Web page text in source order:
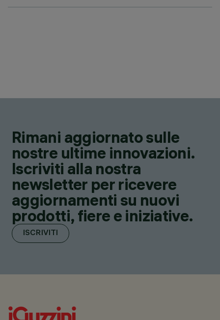
Rimani aggiornato sulle
nostre ultime innovazioni.
Iscriviti alla nostra
newsletter per ricevere
aggiornamenti su nuovi
prodotti, fiere e iniziative.
ISCRIVITI